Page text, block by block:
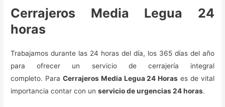
Cerrajeros Media Legua 24
horas
Trabajamos durante las 24 horas del día, los 365 días del año
para ofrecer un servicio de cerrajería integral
completo. Para Cerrajeros Media Legua 24 Horas es de vital
importancia contar con unservicio de urgencias 24 horas.